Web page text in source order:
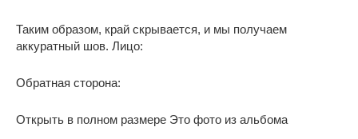
Таким образом, край скрывается, и мы получаем
аккуратный шов. Лицо:
Обратная сторона:
Открыть в полном размере Это фото из альбома